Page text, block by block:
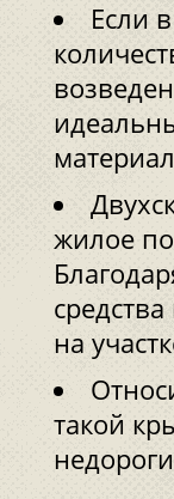
Если
жилое
на
такой